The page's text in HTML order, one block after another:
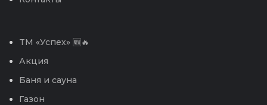
TM «Успех» 🆕🔥
Акция
Баня и сауна
Газон